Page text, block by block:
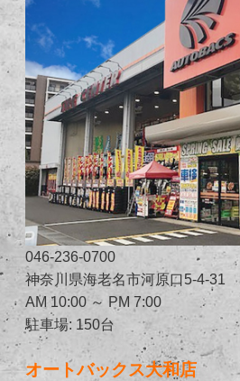
046-236-0700
神奈川県海老名市河原口5-4-31
AM 10:00 ～ PM 7:00
駐車場: 150台
オートバックス大和店